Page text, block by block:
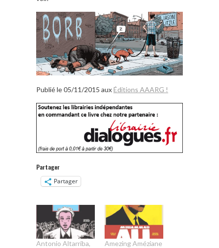
Publié le 05/11/2015 auxÉditions AAARG !
Partager
Partager
Antonio Altarriba,
Amezing Améziane